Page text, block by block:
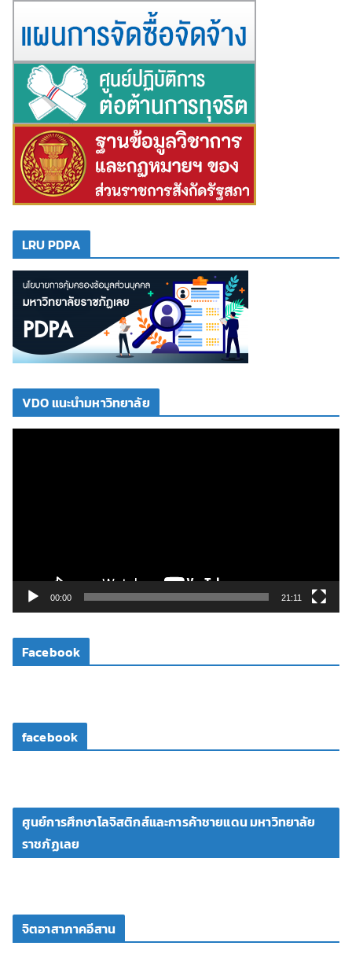
LRU PDPA
VDO แนะนำมหาวิทยาลัย
ดี
โ
00:00 21:11
Facebook
facebook
ศูนย์การศึกษาโลจิสติกส์และการค้าชายแดน มหาวิทยาลัย
ราชภัฏเลย
จิตอาสาภาคอีสาน